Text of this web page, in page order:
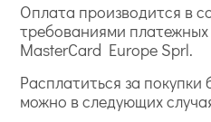
Оплата производится в
требованиями
MasterCard Europe Sprl.
Расплатиться за
можно в следующих